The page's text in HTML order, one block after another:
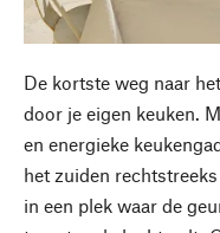
De kortste weg naar
door je eigen keuken.
en energieke
het zuiden
in een plek waar de